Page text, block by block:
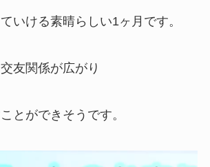
いける素晴らしい1ヶ月です。
友関係が広がり
とができそうです。